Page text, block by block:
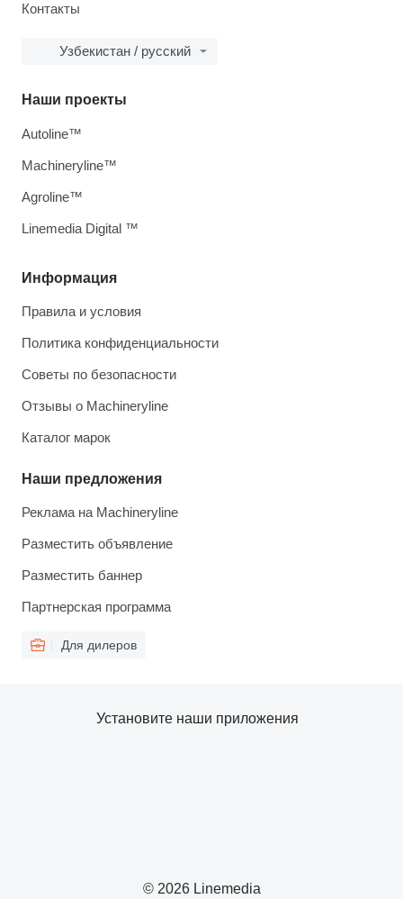
Контакты
Узбекистан / русский
Информация
Правила и условия
Политика конфиденциальности
Советы по безопасности
Отзывы о Machineryline
Каталог марок
Наши предложения
Реклама на Machineryline
Разместить объявление
Разместить баннер
Партнерская программа
Для дилеров
Наши проекты
Autoline™
Machineryline™
Agroline™
Linemedia Digital ™
© 2026 Linemedia
Установите наши приложения